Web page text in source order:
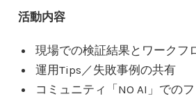
活動内容
現場での検証結果とワークフ
運用Tips／失敗事例の共有
コミュニティ「NO AI」での